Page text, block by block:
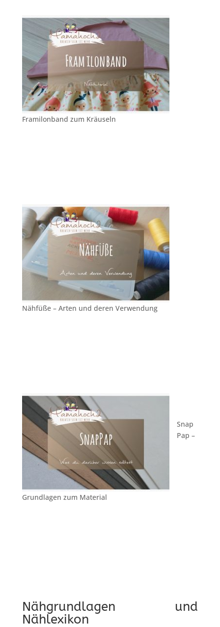
Framilonband zum Kräuseln
Nähfüße – Arten und deren Verwendung
Snap
Pap –
Grundlagen zum Material
Nähgrundlagen und
Nählexikon